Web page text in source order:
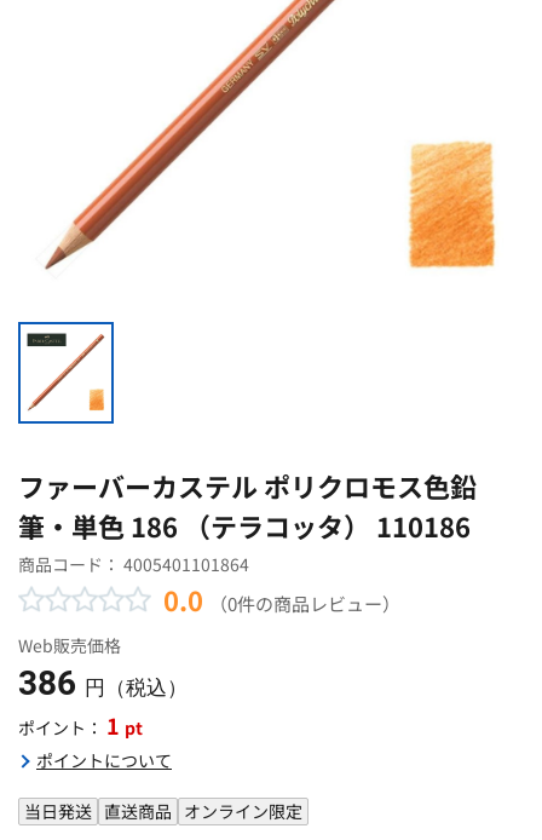
ファーバーカステル ポリクロモス色鉛
筆・単色 186 （テラコッタ） 110186
商品コード： 4005401101864
0.0 （0件の商品レビュー）
Web販売価格
386 円（税込）
ポイント： 1 pt
ポイントについて
当日発送 直送商品 オンライン限定